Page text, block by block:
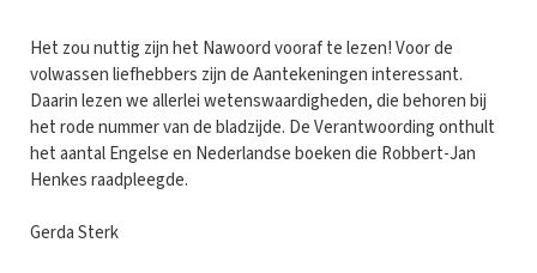
Het zou nuttig zijn het Nawoord vooraf te lezen! Voor de
volwassen liefhebbers zijn de Aantekeningen interessant.
Daarin lezen we allerlei wetenswaardigheden, die behoren bij
het rode nummer van de bladzijde. De Verantwoording onthult
het aantal Engelse en Nederlandse boeken die Robbert-Jan
Henkes raadpleegde.
Gerda Sterk